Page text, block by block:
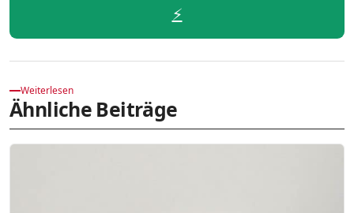
⚡️
Weiterlesen
Ähnliche Beiträge